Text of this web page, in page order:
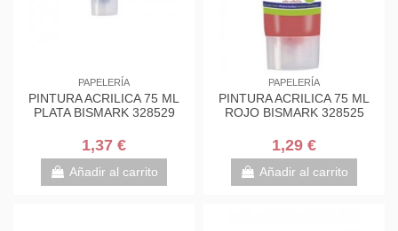
PAPELERÍA
PINTURA ACRILICA 75 ML
PLATA BISMARK 328529
1,37 €
Añadir al carrito
PAPELERÍA
PINTURA ACRILICA 75 ML
ROJO BISMARK 328525
1,29 €
Añadir al carrito